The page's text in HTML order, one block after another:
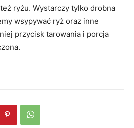
ryżu. Wystarczy tylko drobna
wsypywać ryż oraz inne
przycisk tarowania i porcja